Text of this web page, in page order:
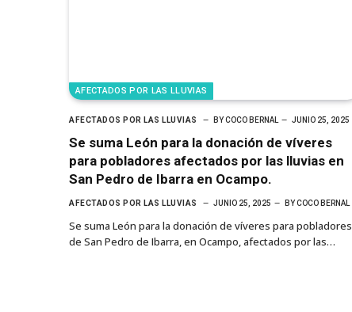
AFECTADOS POR LAS LLUVIAS
AFECTADOS POR LAS LLUVIAS BY COCO BERNAL JUNIO 25, 2025
Se suma León para la donación de víveres
para pobladores afectados por las lluvias en
San Pedro de Ibarra en Ocampo.
AFECTADOS POR LAS LLUVIAS JUNIO 25, 2025 BY COCO BERNAL
Se suma León para la donación de víveres para pobladores
de San Pedro de Ibarra, en Ocampo, afectados por las…